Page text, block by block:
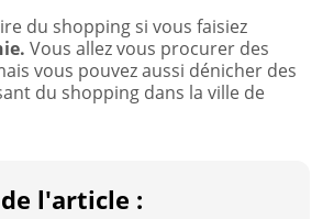
du shopping si vous faisiez
Vous allez vous procurer des
vous pouvez aussi dénicher des
du shopping dans la ville de
l'article :